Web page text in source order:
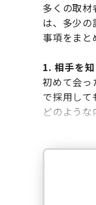
多くの取
は、多少
事項をまと
1. 相手を
初めて会っ
で採用して
どのような